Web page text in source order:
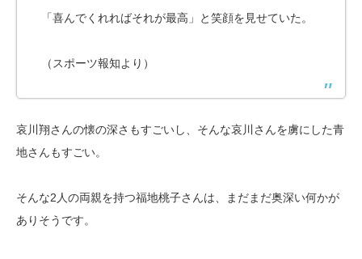
「喜んでくれればそれが最高」と笑顔を見せていた。
（スポーツ報知より）
哀川翔さんの懐の深さもすごいし、そんな哀川さんを虜にした青
地さんもすごい。
そんな2人の両親を持つ福地桃子さんは、まだまだ奥深い何かが
ありそうです。